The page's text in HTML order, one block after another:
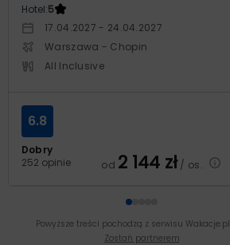
Hotel:5
17.04.2027 - 24.04.2027
Warszawa - Chopin
All Inclusive
Dobry
252 opinie
6.8
od 2 144 zł/ os.
Powyższe treści pochodzą z serwisu Wakacje.pl
Zostań partnerem